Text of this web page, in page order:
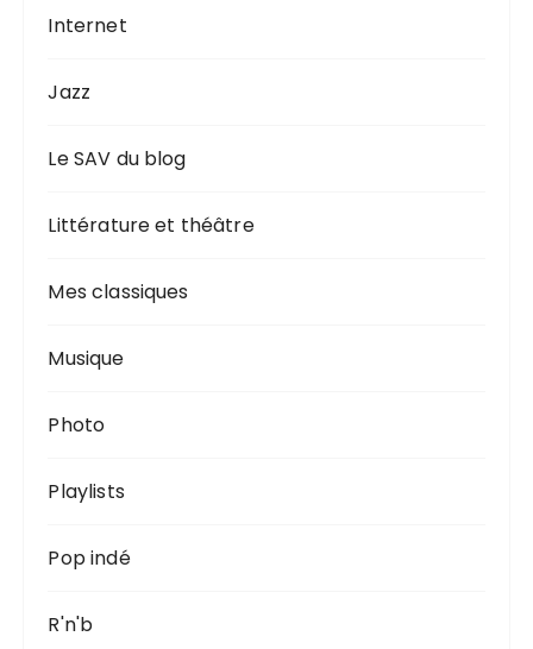
Internet
Jazz
Le SAV du blog
Littérature et théâtre
Mes classiques
Musique
Photo
Playlists
Pop indé
R'n'b